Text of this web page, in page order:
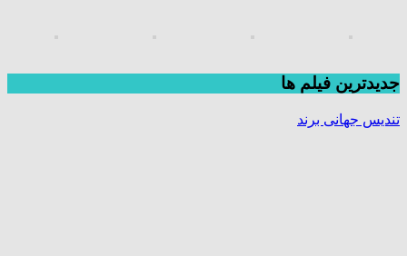
جديدترين فیلم ها
تندیس جهانی برند